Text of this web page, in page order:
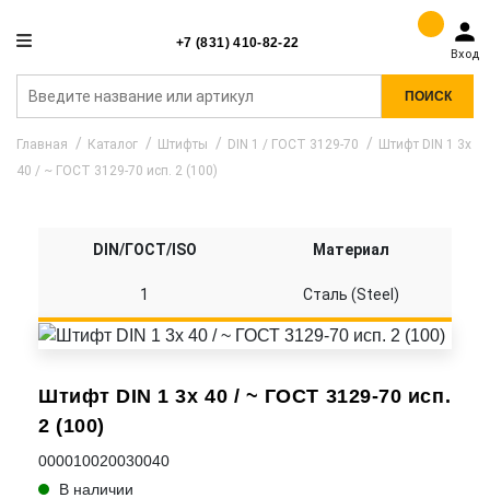
+7 (831) 410-82-22
Вход
ПОИСК
Главная Каталог Штифты DIN 1 / ГОСТ 3129-70
Штифт DIN 1 3x
40 / ~ ГОСТ 3129-70 исп. 2 (100)
Штифт DIN 1 3x 40 / ~ ГОСТ 3129-70 исп.
2 (100)
000010020030040
В наличии
DIN/ГОСТ/ISO Материал
1 Сталь (Steel)